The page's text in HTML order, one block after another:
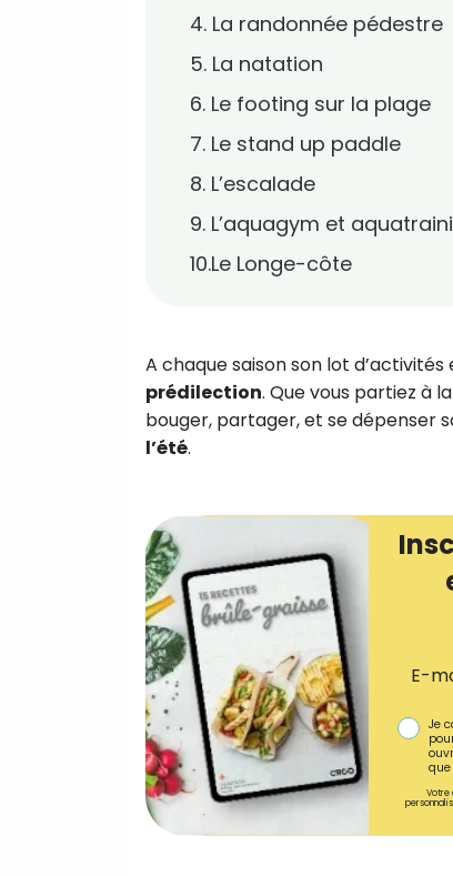
4. La randonnée pédestre
5. La natation
6. Le footing sur la plage
7. Le stand up paddle
8. L’escalade
9. L’aquagym et
10.Le Longe-côte
A chaque saison son lot
prédilection. Que vous partiez à
bouger, partager, et se dépenser
l’été.
E-
Je
Votre